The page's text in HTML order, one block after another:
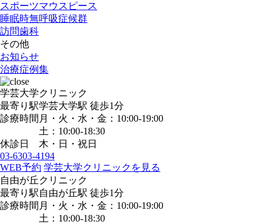
スポーツマウスピース
睡眠時無呼吸症候群
訪問歯科
その他
お知らせ
治療症例集
学芸大学クリニック
最寄り駅学芸大学駅 徒歩1分
診療時間 月・火・水・金：10:00-19:00
土：10:00-18:30
休診日
木・日・祝日
03-6303-4194
WEB予約 学芸大学クリニックを見る
自由が丘クリニック
最寄り駅自由が丘駅 徒歩1分
診療時間 月・火・水・金：10:00-19:00
土：10:00-18:30